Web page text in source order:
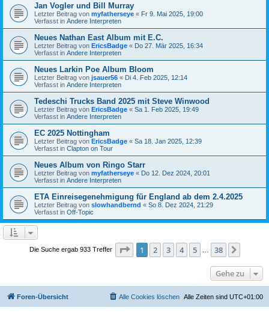
Jan Vogler und Bill Murray
Letzter Beitrag von myfatherseye « Fr 9. Mai 2025, 19:00
Verfasst in Andere Interpreten
Neues Nathan East Album mit E.C.
Letzter Beitrag von EricsBadge « Do 27. Mär 2025, 16:34
Verfasst in Andere Interpreten
Neues Larkin Poe Album Bloom
Letzter Beitrag von jsauer56 « Di 4. Feb 2025, 12:14
Verfasst in Andere Interpreten
Tedeschi Trucks Band 2025 mit Steve Winwood
Letzter Beitrag von EricsBadge « Sa 1. Feb 2025, 19:49
Verfasst in Andere Interpreten
EC 2025 Nottingham
Letzter Beitrag von EricsBadge « Sa 18. Jan 2025, 12:39
Verfasst in Clapton on Tour
Neues Album von Ringo Starr
Letzter Beitrag von myfatherseye « Do 12. Dez 2024, 20:01
Verfasst in Andere Interpreten
ETA Einreisegenehmigung für England ab dem 2.4.2025
Letzter Beitrag von slowhandbernd « So 8. Dez 2024, 21:29
Verfasst in Off-Topic
Die Suche ergab 933 Treffer Seite 1von 38
1 2 3 4 5 38
Gehe zu
Foren-Übersicht Alle Zeiten sind UTC+01:00
Alle Cookies löschen